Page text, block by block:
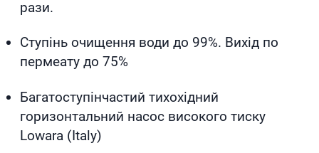
забезпечує контроль якості води в реальному часі
рази.
Ступінь очищення води до 99%. Вихід по
пермеату до 75%
Багатоступінчастий тихохідний
горизонтальний насос високого тиску
Lowara (Italy)